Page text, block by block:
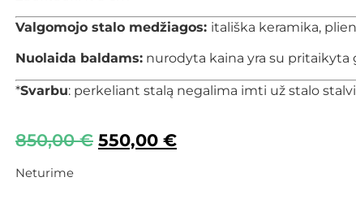
Valgomojo stalo medžiagos: itališka keramika,
Nuolaida baldams: nurodyta kaina yra su pritaikyta
*Svarbu: perkeliant stalą negalima imti už stalo
850,00€ 550,00 €
Neturime